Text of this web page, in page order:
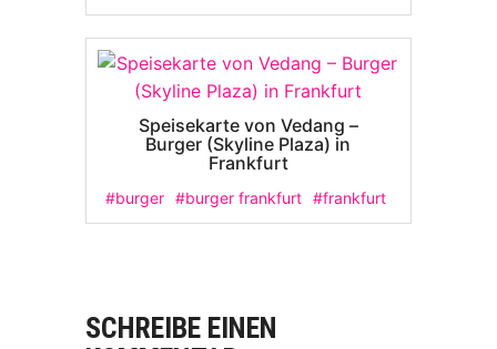
Speisekarte von Vedang –
Burger (Skyline Plaza) in
Frankfurt
#burger #burger frankfurt #frankfurt
SCHREIBE EINEN